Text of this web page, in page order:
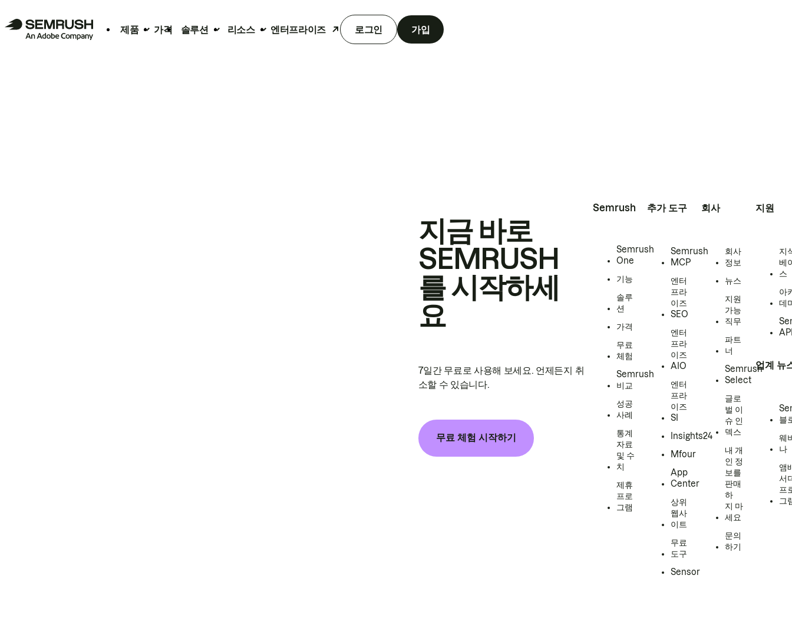
제품 가격 솔루션 리소스 엔터프라이즈 로그인 가입
지금 바로
SEMRUSH
를 시작하세
요
7일간 무료로 사용해 보세요. 언제든지 취
소할 수 있습니다.
무료 체험 시작하기
Semrush
Semrush
One
기능
솔루
션
가격
무료
체험
Semrush
비교
성공
사례
통계
자료
및 수
치
제휴
프로
그램
추가 도구
Semrush
MCP
엔터
프라
이즈
SEO
엔터
프라
이즈
AIO
엔터
프라
이즈
SI
Insights24
Mfour
App
Center
상위
웹사
이트
무료
도구
Sensor
회사
회사
정보
뉴스
지원
가능
직무
파트
너
Semrush
Select
글로
벌 이
슈 인
덱스
내 개
인 정
보를
판매
하
지 마
세요
문의
하기
지원
지
베
스
아
데
업계 뉴
블
웨
나
앰
서
프
그